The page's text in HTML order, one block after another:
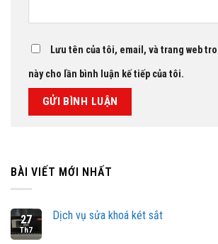
Lưu tên của tôi, email, và trang web
này cho lần bình luận kế tiếp của tôi.
BÀI VIẾT MỚI NHẤT
27
Th7
Dịch vụ sửa khoá két sắt